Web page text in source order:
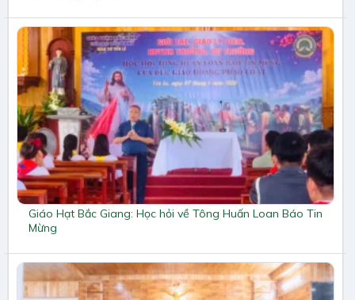
Giáo Hạt Bắc Giang: Học hỏi về Tông Huấn Loan Báo Tin
Mừng